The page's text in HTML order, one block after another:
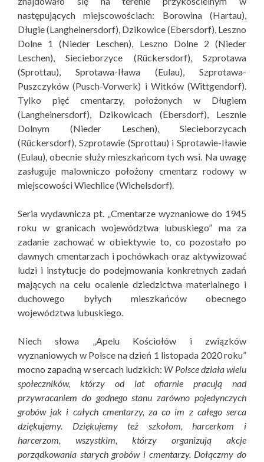
następujących miejscowościach: Borowina (Hartau),
Długie (Langheinersdorf), Dzikowice (Ebersdorf), Leszno
Dolne 1 (Nieder Leschen), Leszno Dolne 2 (Nieder
Leschen), Siecieborzyce (Rückersdorf), Szprotawa
(Sprottau), Sprotawa-Iława (Eulau), Szprotawa-
Puszczyków (Pusch-Vorwerk) i Witków (Wittgendorf).
Tylko pięć cmentarzy, położonych w Długiem
(Langheinersdorf), Dzikowicach (Ebersdorf), Lesznie
Dolnym (Nieder Leschen), Siecieborzycach
(Rückersdorf), Szprotawie (Sprottau) i Sprotawie-Iławie
(Eulau), obecnie służy mieszkańcom tych wsi. Na uwagę
zasługuje malowniczo położony cmentarz rodowy w
miejscowości Wiechlice (Wichelsdorf).
Seria wydawnicza pt. „Cmentarze wyznaniowe do 1945
roku w granicach województwa lubuskiego” ma za
zadanie zachować w obiektywie to, co pozostało po
dawnych cmentarzach i pochówkach oraz aktywizować
ludzi i instytucje do podejmowania konkretnych zadań
mających na celu ocalenie dziedzictwa materialnego i
duchowego byłych mieszkańców obecnego
województwa lubuskiego.
Niech słowa „Apelu Kościołów i związków
wyznaniowych w Polsce na dzień 1 listopada 2020 roku”
mocno zapadną w sercach ludzkich: W Polsce działa wielu
społeczników, którzy od lat ofiarnie pracują nad
przywracaniem do godnego stanu zarówno pojedynczych
grobów jak i całych cmentarzy, za co im z całego serca
dziękujemy. Dziękujemy też szkołom, harcerkom i
harcerzom, wszystkim, którzy organizują akcje
porządkowania starych grobów i cmentarzy. Dołączmy do